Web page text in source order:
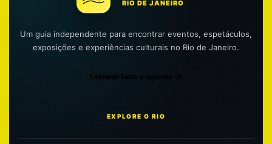
RIO DE JANEIRO
Um guia independente para encontrar eventos, espetáculos,
exposições e experiências culturais no Rio de Janeiro.
Explorar toda a agenda
EXPLORE O RIO